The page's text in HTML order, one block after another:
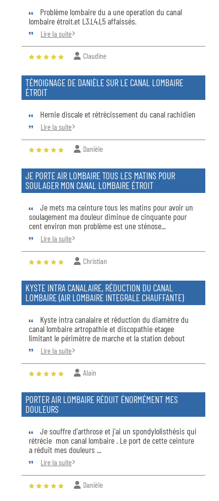
Problème lombaire du a une operation du canal
lombaire étroit.et L3.L4.L5 affaissés.
Lire la suite
Claudine
TÉMOIGNAGE DE DANIÈLE SUR LE CANAL LOMBAIRE
ÉTROIT
Hernie discale et rétrécissement du canal rachidien
Lire la suite
Danièle
JE PORTE AIR LOMBAIRE TOUS LES MATINS POUR
SOULAGER MON CANAL LOMBAIRE ÉTROIT
Je mets ma ceinture tous les matins pour avoir un
soulagement ma douleur diminue de cinquante pour
cent environ mon problème est une sténose...
Lire la suite
Christian
KYSTE INTRA CANALAIRE, RÉDUCTION DU CANAL
LOMBAIRE (AIR LOMBAIRE INTEGRALE CHAUFFANTE)
Kyste intra canalaire et réduction du diamètre du
canal lombaire artropathie et discopathie etagee
limitant le périmètre de marche et la station debout
Lire la suite
Alain
PORTER AIR LOMBAIRE RÉDUIT ÉNORMÉMENT MES
DOULEURS
Je souffre d'arthrose et j'ai un spondylolisthésis qui
rétrécie mon canal lombaire . Le port de cette ceinture
a réduit mes douleurs ...
Lire la suite
Danièle